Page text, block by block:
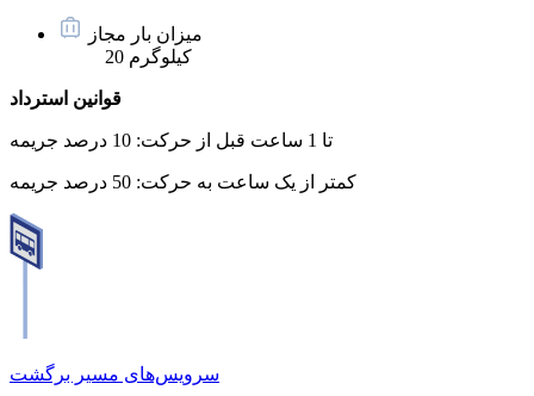
میزان بار مجاز
20 کیلوگرم
قوانین استرداد
تا 1 ساعت قبل از حرکت: 10 درصد جریمه
کمتر از یک ساعت به حرکت: 50 درصد جریمه
سرویس‌های مسیر برگشت